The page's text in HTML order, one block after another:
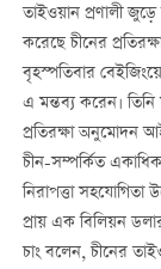
তাইওয়ান প্রণালী
করেছে চীনের
বৃহস্পতিবার
এ মন্তব্য করেন। তিনি
প্রতিরক্ষা
চীন-সম্পর্কিত
নিরাপত্তা
প্রায় এক বিলিয়ন
চাং বলেন, চীনের